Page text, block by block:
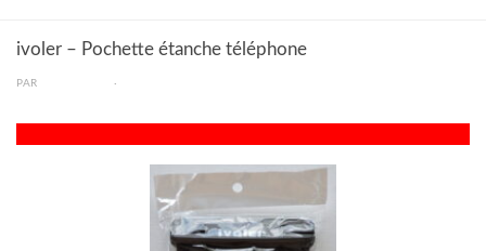
ivoler – Pochette étanche téléphone
PAR ·